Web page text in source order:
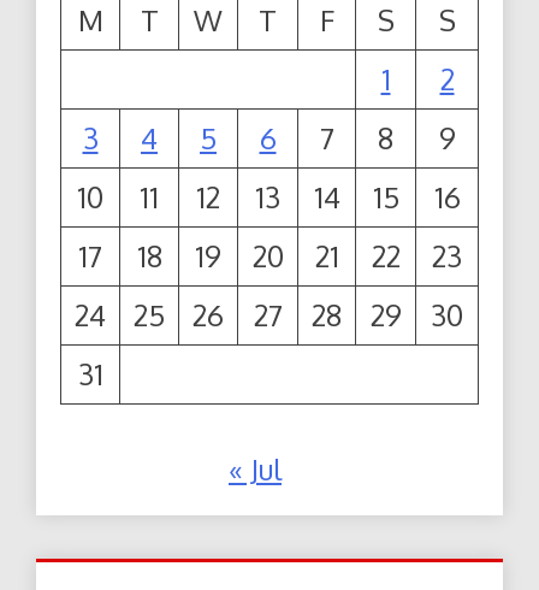
M
T W T F S
S
1
2
3
4 5 6 7 8
9
10
11 12 13 14 15
16
17
18 19 20 21 22
23
24
25 26 27 28 29
30
31
« Jul